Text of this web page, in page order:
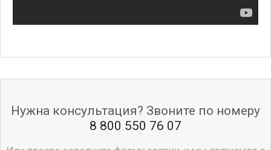
Нужна консультация? Звоните по номеру
8 800 550 76 07